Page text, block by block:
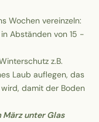
Wochen vereinzeln:
Abständen von 15 -
z.B.
Laub auflegen, das
damit der Boden
März unter Glas